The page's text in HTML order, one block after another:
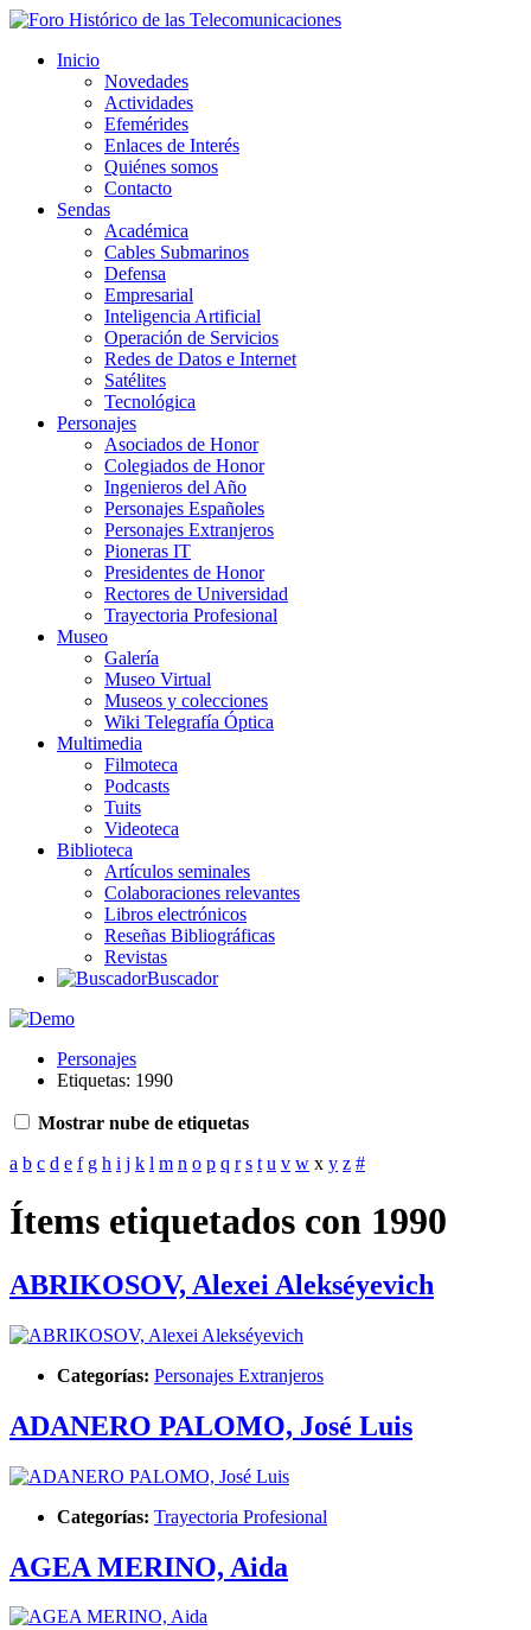
Inicio
Novedades
Actividades
Efemérides
Enlaces de Interés
Quiénes somos
Contacto
Sendas
Académica
Cables Submarinos
Defensa
Empresarial
Inteligencia Artificial
Operación de Servicios
Redes de Datos e Internet
Satélites
Tecnológica
Personajes
Asociados de Honor
Colegiados de Honor
Ingenieros del Año
Personajes Españoles
Personajes Extranjeros
Pioneras IT
Presidentes de Honor
Rectores de Universidad
Trayectoria Profesional
Museo
Galería
Museo Virtual
Museos y colecciones
Wiki Telegrafía Óptica
Multimedia
Filmoteca
Podcasts
Tuits
Videoteca
Biblioteca
Artículos seminales
Colaboraciones relevantes
Libros electrónicos
Reseñas Bibliográficas
Revistas
Buscador
Personajes
Etiquetas: 1990
Mostrar nube de etiquetas
a b c d e f g h i j k l m n o p q r s t u v w x y z #
Ítems etiquetados con 1990
ABRIKOSOV, Alexei Alekséyevich
Categorías: Personajes Extranjeros
ADANERO PALOMO, José Luis
Categorías: Trayectoria Profesional
AGEA MERINO, Aida